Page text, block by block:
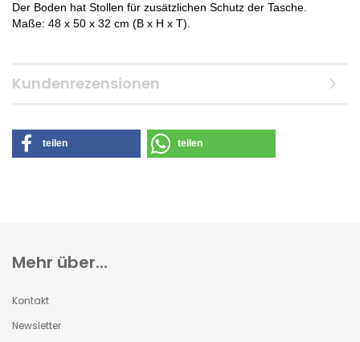
Der Boden hat Stollen für zusätzlichen Schutz der Tasche.
Maße: 48 x 50 x 32 cm (B x H x T).
Kundenrezensionen
teilen teilen
Mehr über...
Kontakt
Newsletter